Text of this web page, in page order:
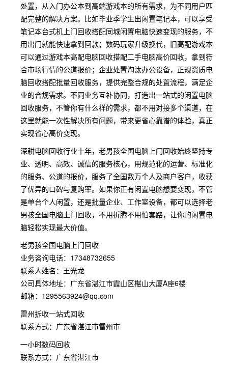
处置，从入门办公本到高端游戏本的所有需求，为不同用户匹
配完整的解决方案。比如毕业季学生出闲置笔记本，可以享受
笔记本台式机上门回收搭配同城闲置电脑快速变现的服务，不
用出门就能快速拿到回款；数码玩家升级换代，旧高配游戏本
可以通过游戏本高配电脑回收搭配二手电脑高价回收，拿到符
合市场行情的公道报价；企业处置淘汰办公设备，正规资质电
脑回收搭配批量回收服务，提供完整合规的处置流程，满足企
业的合规需求。不同业务互补协同，打造出一站式的闲置电脑
回收服务，不管你有什么样的需求，都不用对接多个渠道，在
这里就能一次性解决所有问题，带来更省心靠谱的体验，真正
实现省心高价变现。
深耕电脑回收行业十年，老男孩全国电脑上门回收始终坚持专
业、透明、高效、诚信的服务核心，用规范化的运营、标准化
的服务、公道的报价，服务了全国数万个人及商户客户，收获
了优异的口碑与复购率。如果你正有闲置电脑想要变现，不管
是单台个人闲置，还是批量企业、工作室设备，都可以选择老
男孩全国电脑上门回收，不用折腾不用怕套路，让你的闲置电
脑轻松实现最大价值。
老男孩全国电脑上门回收
业务咨询电话：17348732655
联系人姓名：王光龙
公司具体地址：广东省湛江市霞山区椹山大厦A座6楼
邮箱：1295563924@qq.com
雷州拆收一站式回收
联系方式：广东省湛江市雷州市
一小时数码回收
联系方式：广东省湛江市